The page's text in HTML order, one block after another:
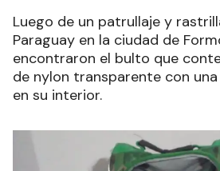
Luego de un patrullaje y
Paraguay en la ciudad de
encontraron el bulto que
de nylon transparente con
en su interior.